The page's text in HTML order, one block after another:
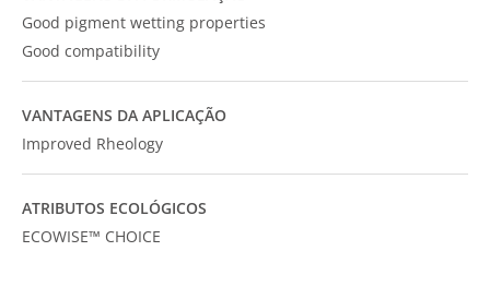
Good pigment wetting properties
Good compatibility
VANTAGENS DA APLICAÇÃO
Improved Rheology
ATRIBUTOS ECOLÓGICOS
ECOWISE™ CHOICE